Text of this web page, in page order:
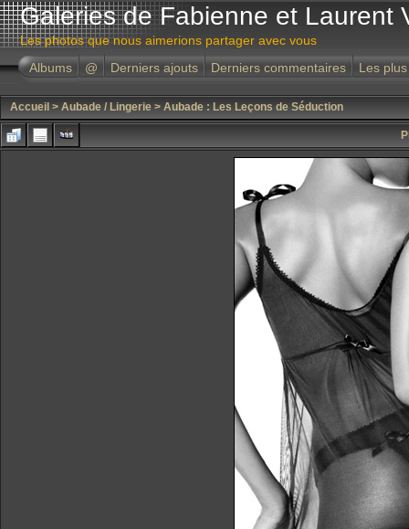
Galeries de Fabienne et Laurent
Les photos que nous aimerions partager avec vous
Albums
@ Derniers ajouts Derniers commentaires Les
Accueil > Aubade / Lingerie > Aubade : Les Leçons de Séduction